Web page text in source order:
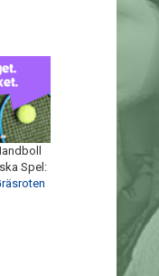
Spel: